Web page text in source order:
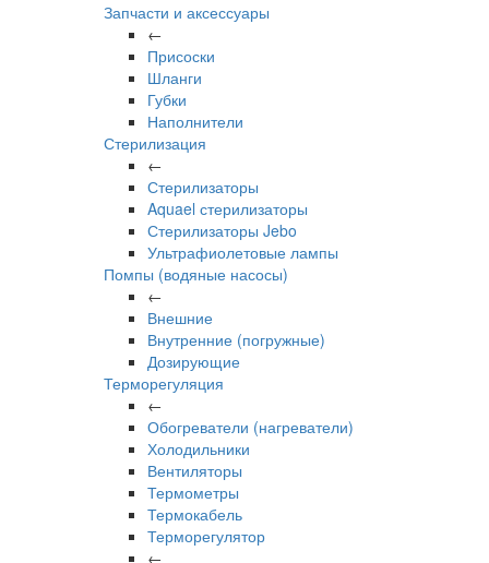
Запчасти и аксессуары
←
Присоски
Шланги
Губки
Наполнители
Стерилизация
←
Стерилизаторы
Aquael стерилизаторы
Стерилизаторы Jebo
Ультрафиолетовые лампы
Помпы (водяные насосы)
←
Внешние
Внутренние (погружные)
Дозирующие
Терморегуляция
←
Обогреватели (нагреватели)
Холодильники
Вентиляторы
Термометры
Термокабель
Терморегулятор
←